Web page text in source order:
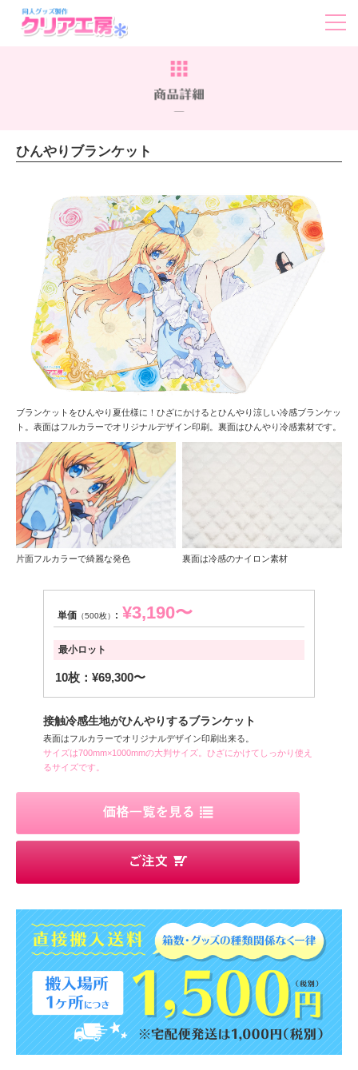
ひんやりブランケット
ブランケットをひんやり夏仕様に！ひざにかけるとひんやり涼しい冷感ブランケッ
ト。表面はフルカラーでオリジナルデザイン印刷。裏面はひんやり冷感素材です。
片面フルカラーで綺麗な発色 裏面は冷感のナイロン素材
接触冷感生地がひんやりするブランケット
表面はフルカラーでオリジナルデザイン印刷出来る。
サイズは700mm×1000mmの大判サイズ。ひざにかけてしっかり使え
るサイズです。
単価 （500枚） : ¥3,190〜
最小ロット
10枚：¥69,300〜